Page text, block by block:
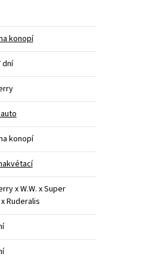
konopí
dní
konopí
x W.W. x Super
Ruderalis